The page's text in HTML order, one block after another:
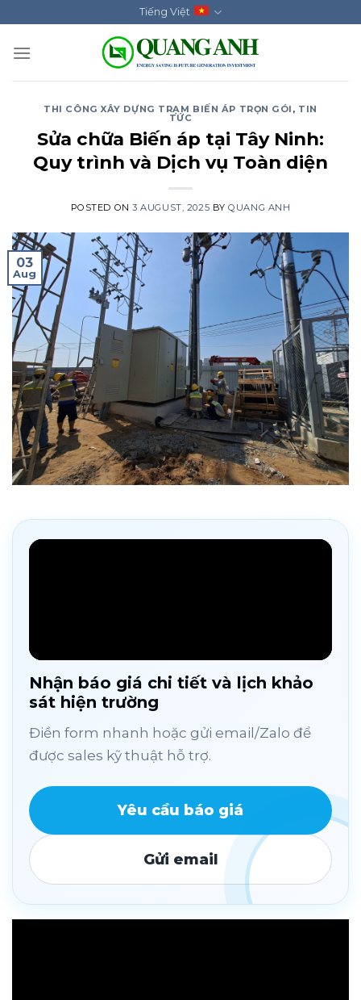
to
content
Tiếng Việt
THI CÔNG XÂY DỰNG TRẠM BIẾN ÁP TRỌN GÓI , TIN
TỨC
Sửa chữa Biến áp tại Tây Ninh:
Quy trình và Dịch vụ Toàn diện
POSTED ON3 AUGUST, 2025 BYQUANG ANH
03
Aug
Nhận báo giá chi tiết và lịch khảo
sát hiện trường
Điền form nhanh hoặc gửi email/Zalo để
được sales kỹ thuật hỗ trợ.
Yêu cầu báo giá
Gửi email